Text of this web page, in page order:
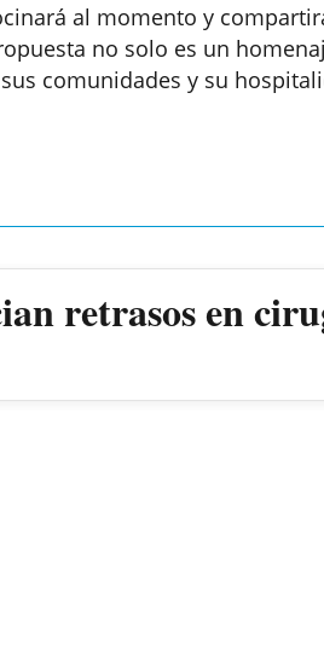
al momento y
no solo es un
comunidades y su
retrasos en